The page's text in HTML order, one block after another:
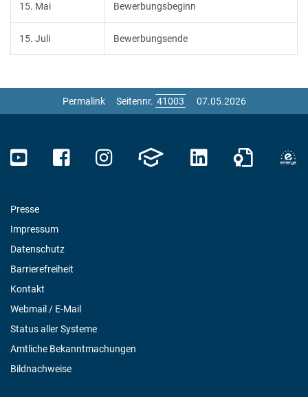
15. Mai Bewerbungsbeginn
15. Juli Bewerbungsende
Permalink Seitennr. 07.05.2026
Presse
Impressum
Datenschutz
Barrierefreiheit
Kontakt
Webmail / E-Mail
Status aller Systeme
Amtliche Bekanntmachungen
Bildnachweise